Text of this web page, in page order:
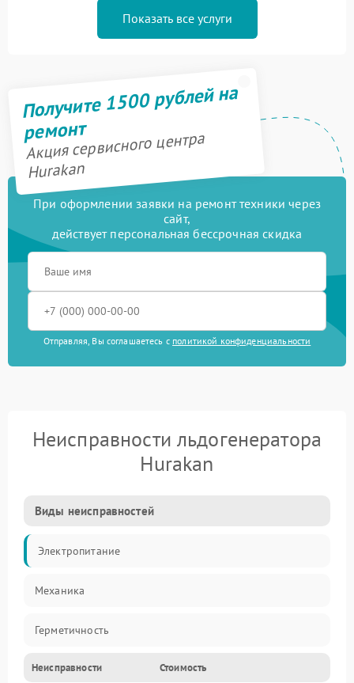
Показать все услуги
Получите 1500 рублей на
ремонт
Акция сервисного центра
Hurakan
При оформлении заявки на ремонт техники через
сайт,
действует персональная бессрочная скидка
Отправляя, Вы соглашаетесь с политикой конфиденциальности
Неисправности льдогенератора
Hurakan
Виды неисправностей
Электропитание
Механика
Герметичность
Неисправности Стоимость